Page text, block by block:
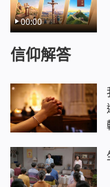
00:00
信仰解答